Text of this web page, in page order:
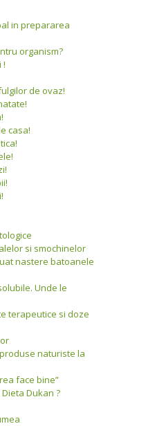
in prepararea
organism?
!
de ovaz!
casa!
si smochinelor
nastere batoanele
Unde le
terapeutice si doze
naturiste la
face bine”
Dukan ?